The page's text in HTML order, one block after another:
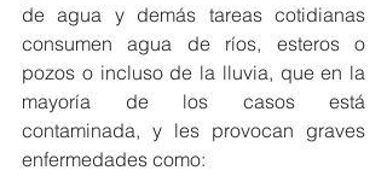
de agua y demás tareas cotidianas
consumen agua de ríos, esteros o
pozos o incluso de la lluvia, que en la
mayoría de los casos está
contaminada, y les provocan graves
enfermedades como: